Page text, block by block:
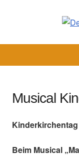
Musical
Beim Musical